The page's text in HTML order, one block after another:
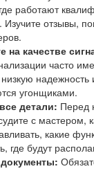
работают
Изучите отзывы,
на качестве
часто
надежность
угонщиками.
детали: Перед
с мастером,
какие
где будут